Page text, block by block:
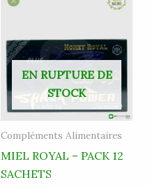
EN RUPTURE DE
STOCK
Compléments Alimentaires
MIEL ROYAL – PACK 12
SACHETS